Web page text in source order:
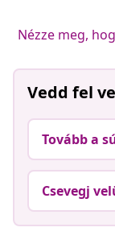
Nézze meg,
Vedd fel
Tovább a
Csevegj